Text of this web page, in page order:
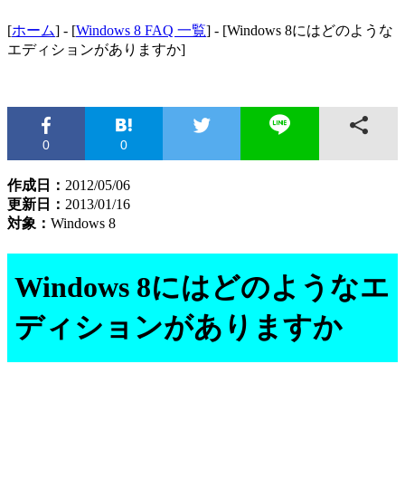
[ホーム] - [Windows 8 FAQ 一覧] - [Windows 8にはどのような
エディションがありますか]
0 0
作成日： 2012/05/06
更新日： 2013/01/16
対象： Windows 8
Windows 8にはどのようなエ
ディションがありますか